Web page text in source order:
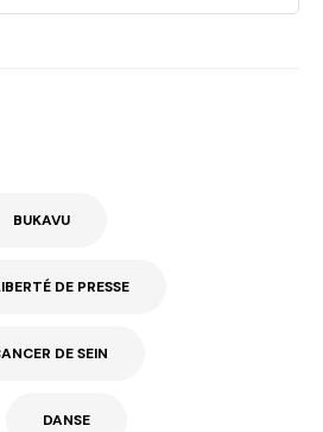
BUKAVU
DE PRESSE
DE SEIN
DANSE